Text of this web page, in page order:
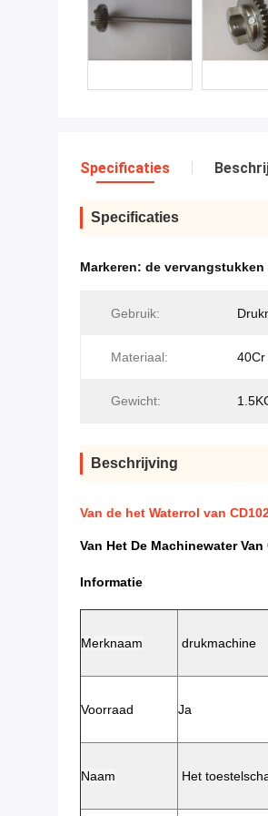
Specificaties
Specificaties
Markeren: de
Gebruik:
Materiaal: 40Cr
Gewicht:
Beschrijving
Van de het Waterrol van
Van Het De Machinewater
Informatie
Merknaam drukmachine
Voorraad Ja
Naam Het